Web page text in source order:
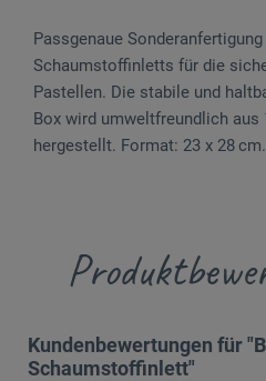
Passgenaue
Schaumstoffinletts für die
Pastellen. Die stabile und
Box wird umweltfreundlich aus
hergestellt. Format: 23 x 28
Kundenbewertungen für
Schaumstoffinlett"